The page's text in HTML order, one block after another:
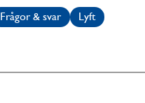
Frågor & svar Lyft